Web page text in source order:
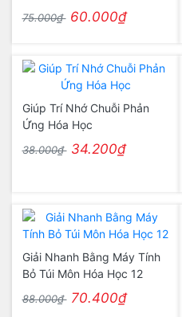
75.000₫ 60.000₫
Giúp Trí Nhớ Chuỗi Phản
Ứng Hóa Học
38.000₫ 34.200₫
Giải Nhanh Bằng Máy Tính
Bỏ Túi Môn Hóa Học 12
88.000₫ 70.400₫